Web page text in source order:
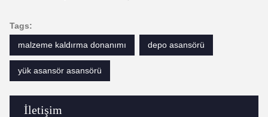
İletişim
Tags:
malzeme kaldırma donanımı
depo asansörü
yük asansör asansörü